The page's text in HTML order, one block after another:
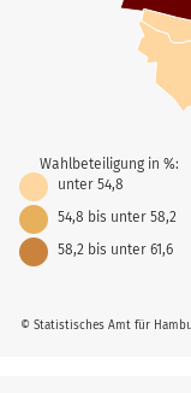
© Statistisches Amt für
Wahlbeteiligung in %:
unter 54,8
54,8 bis unter 58,2
58,2 bis unter 61,6